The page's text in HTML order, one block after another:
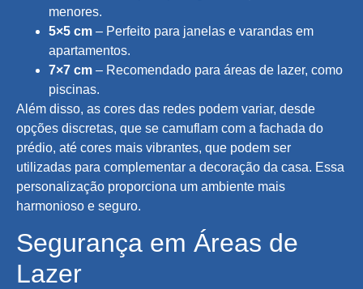
menores.
5×5 cm – Perfeito para janelas e varandas em
apartamentos.
7×7 cm – Recomendado para áreas de lazer, como
piscinas.
Além disso, as cores das redes podem variar, desde
opções discretas, que se camuflam com a fachada do
prédio, até cores mais vibrantes, que podem ser
utilizadas para complementar a decoração da casa. Essa
personalização proporciona um ambiente mais
harmonioso e seguro.
Segurança em Áreas de
Lazer